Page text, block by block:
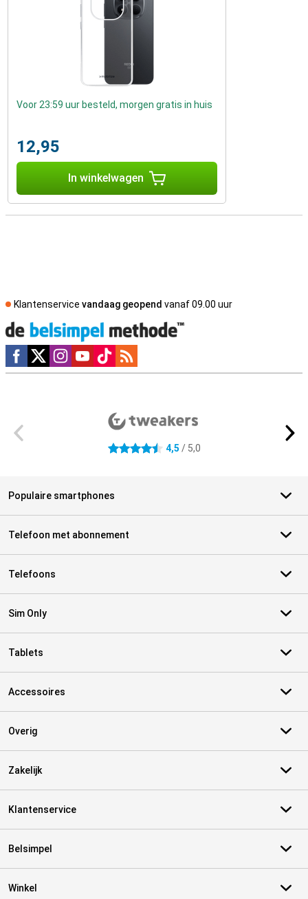
Voor 23:59 uur besteld, morgen gratis in huis
12,95
In winkelwagen
Klantenservice vandaag geopend vanaf 09.00 uur
Social media
4.5 sterren 4,5 / 5,0
Populaire smartphones
Telefoon met abonnement
Telefoons
Sim Only
Tablets
Accessoires
Overig
Zakelijk
Klantenservice
Belsimpel
Winkel